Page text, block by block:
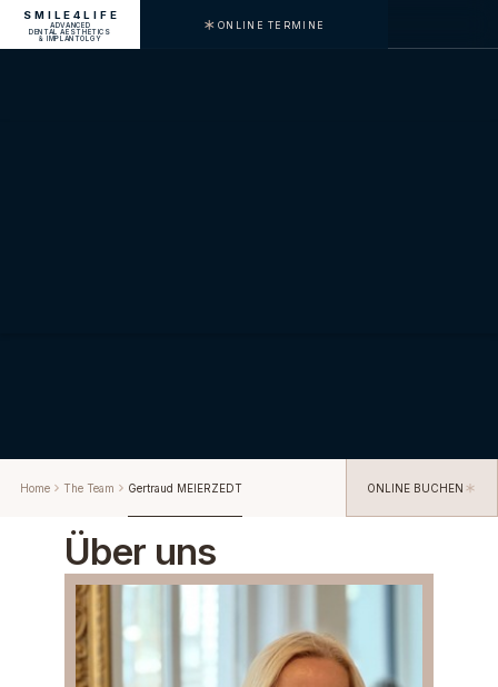
SMILE4LIFE
ADVANCED
DENTAL AESTHETICS
& IMPLANTOLGY
ONLINE TERMINE
MENU
Home The Team Gertraud MEIERZEDT ONLINE BUCHEN
Über uns